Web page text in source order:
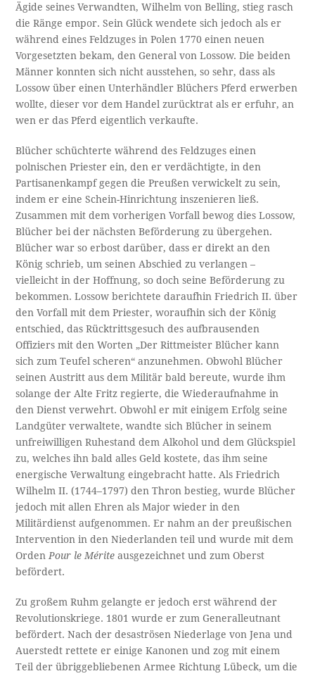
Ägide seines Verwandten, Wilhelm von Belling, stieg rasch
die Ränge empor. Sein Glück wendete sich jedoch als er
während eines Feldzuges in Polen 1770 einen neuen
Vorgesetzten bekam, den General von Lossow. Die beiden
Männer konnten sich nicht ausstehen, so sehr, dass als
Lossow über einen Unterhändler Blüchers Pferd erwerben
wollte, dieser vor dem Handel zurücktrat als er erfuhr, an
wen er das Pferd eigentlich verkaufte.
Blücher schüchterte während des Feldzuges einen
polnischen Priester ein, den er verdächtigte, in den
Partisanenkampf gegen die Preußen verwickelt zu sein,
indem er eine Schein-Hinrichtung inszenieren ließ.
Zusammen mit dem vorherigen Vorfall bewog dies Lossow,
Blücher bei der nächsten Beförderung zu übergehen.
Blücher war so erbost darüber, dass er direkt an den
König schrieb, um seinen Abschied zu verlangen –
vielleicht in der Hoffnung, so doch seine Beförderung zu
bekommen. Lossow berichtete daraufhin Friedrich II. über
den Vorfall mit dem Priester, woraufhin sich der König
entschied, das Rücktrittsgesuch des aufbrausenden
Offiziers mit den Worten „Der Rittmeister Blücher kann
sich zum Teufel scheren“ anzunehmen. Obwohl Blücher
seinen Austritt aus dem Militär bald bereute, wurde ihm
solange der Alte Fritz regierte, die Wiederaufnahme in
den Dienst verwehrt. Obwohl er mit einigem Erfolg seine
Landgüter verwaltete, wandte sich Blücher in seinem
unfreiwilligen Ruhestand dem Alkohol und dem Glückspiel
zu, welches ihn bald alles Geld kostete, das ihm seine
energische Verwaltung eingebracht hatte. Als Friedrich
Wilhelm II. (1744–1797) den Thron bestieg, wurde Blücher
jedoch mit allen Ehren als Major wieder in den
Militärdienst aufgenommen. Er nahm an der preußischen
Intervention in den Niederlanden teil und wurde mit dem
Orden Pour le Mériteausgezeichnet und zum Oberst
befördert.
Zu großem Ruhm gelangte er jedoch erst während der
Revolutionskriege. 1801 wurde er zum Generalleutnant
befördert. Nach der desaströsen Niederlage von Jena und
Auerstedt rettete er einige Kanonen und zog mit einem
Teil der übriggebliebenen Armee Richtung Lübeck, um die